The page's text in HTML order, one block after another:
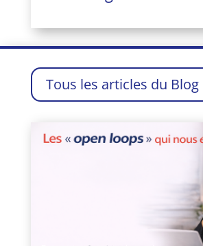
Tous les articles du Blog